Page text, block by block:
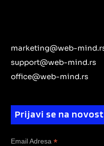
marketing@web-
support@web-mind.rs
office@web-mind.rs
Prijavi se na
Email Adresa *